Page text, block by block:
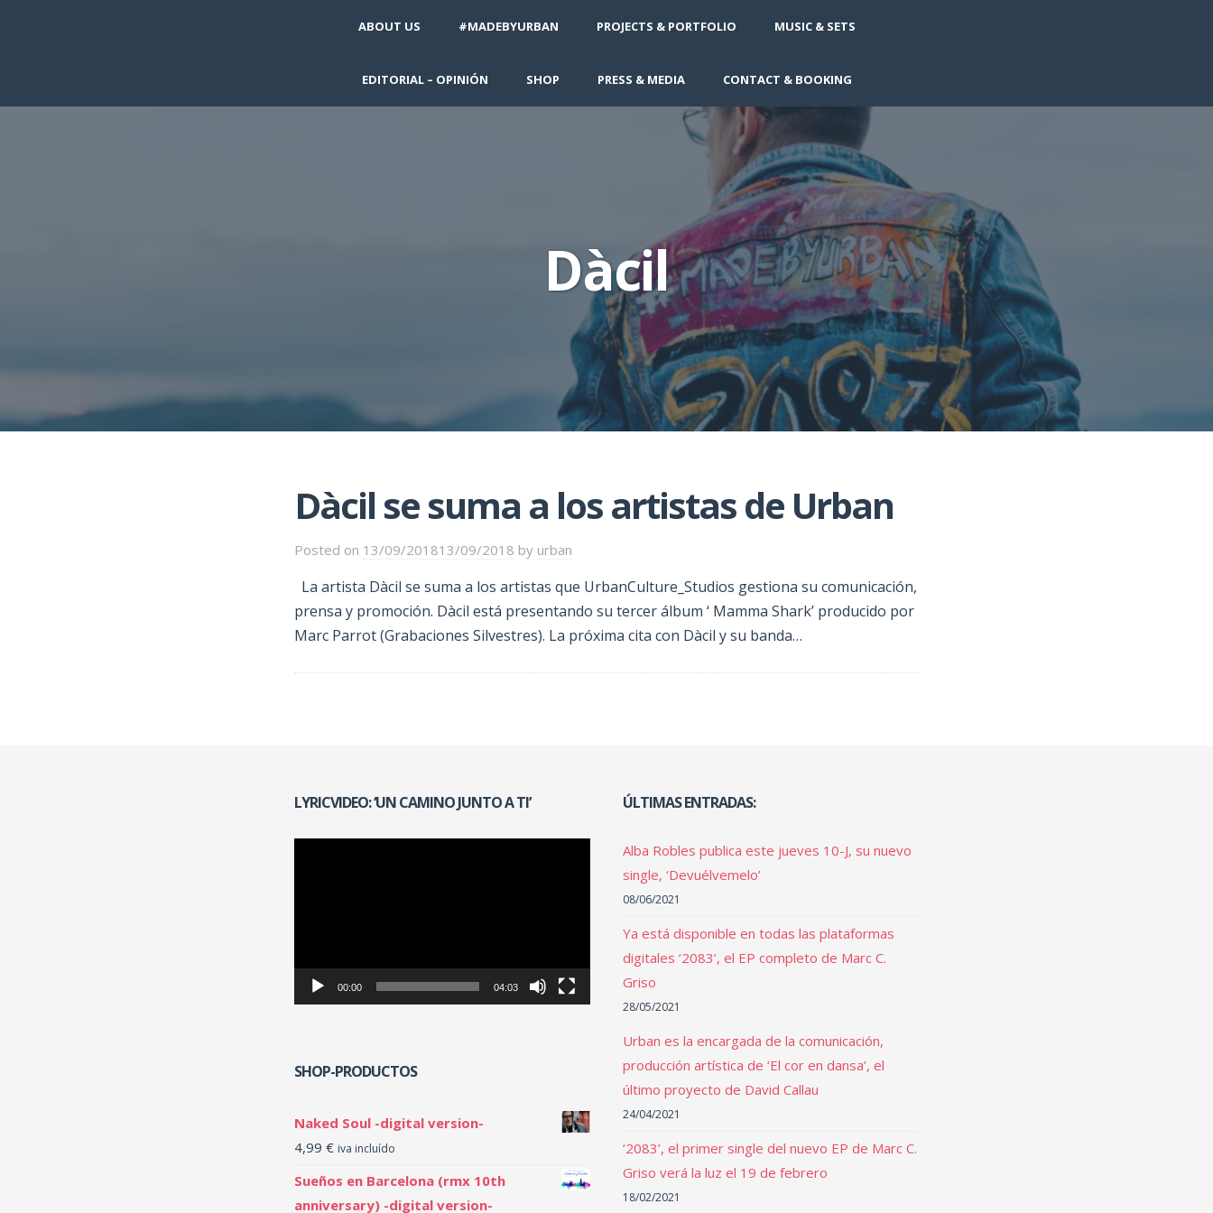
ABOUT US #MADEBYURBAN PROJECTS & PORTFOLIO MUSIC & SETS
EDITORIAL – OPINIÓN SHOP PRESS & MEDIA CONTACT & BOOKING
Dàcil
Dàcil se suma a los artistas de Urban
Posted on 13/09/201813/09/2018 by urban
La artista Dàcil se suma a los artistas que UrbanCulture_Studios gestiona su comunicación,
prensa y promoción. Dàcil está presentando su tercer álbum ‘ Mamma Shark’ producido por
Marc Parrot (Grabaciones Silvestres). La próxima cita con Dàcil y su banda…
LYRICVIDEO: ‘UN CAMINO JUNTO A TI’
00:00 04:03
ÚLTIMAS ENTRADAS:
Alba Robles publica este jueves 10-J, su nuevo
single, ‘Devuélvemelo’
08/06/2021
Ya está disponible en todas las plataformas
digitales ‘2083’, el EP completo de Marc C.
Griso
28/05/2021
Urban es la encargada de la comunicación,
producción artística de ‘El cor en dansa’, el
último proyecto de David Callau
24/04/2021
‘2083’, el primer single del nuevo EP de Marc C.
Griso verá la luz el 19 de febrero
18/02/2021
SHOP-PRODUCTOS
Naked Soul -digital version-
4,99 € iva incluído
Sueños en Barcelona (rmx 10th
anniversary) -digital version-